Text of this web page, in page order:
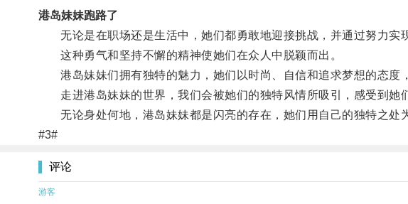
港岛妹妹跑路了
无论是在职场还是生活中，她们都勇敢地迎接挑战，并通过努力实
这种勇气和坚持不懈的精神使她们在众人中脱颖而出。
港岛妹妹们拥有独特的魅力，她们以时尚、自信和追求梦想的态度
走进港岛妹妹的世界，我们会被她们的独特风情所吸引，感受到她
无论身处何地，港岛妹妹都是闪亮的存在，她们用自己的独特之处
#3#
评论
游客